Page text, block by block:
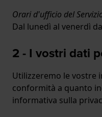
Orari d'ufficio del
Dal lunedì al venerdì
2 - I vostri dati
Utilizzeremo le vostre
conformità a quanto
informativa sulla